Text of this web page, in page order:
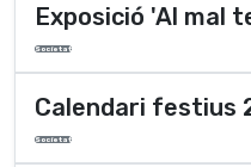
Exposició 'Al mal
Societat
Calendari festius
Societat